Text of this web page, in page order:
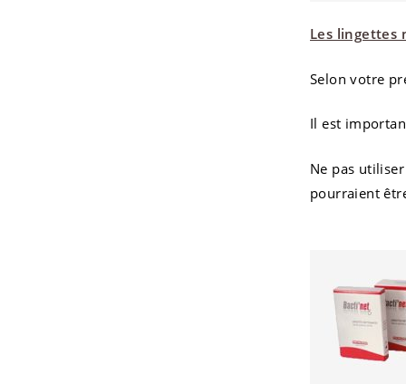
Les lingettes
Selon votre
Il est
Ne pas
pourraient